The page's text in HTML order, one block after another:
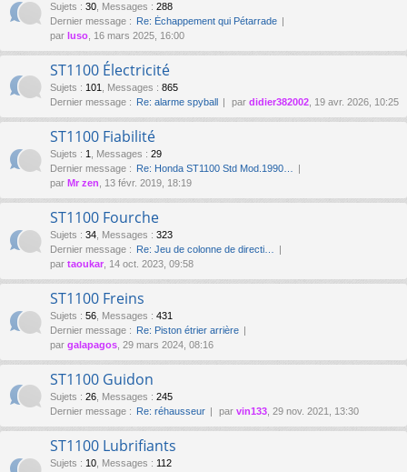
Sujets : 30 Messages : 288
Dernier message : Re: Échappement qui Pétarrade
par luso , 16 mars 2025, 16:00
ST1100 Électricité
Sujets : 101 Messages : 865
Dernier message : Re: alarme spyball par didier382002 , 19 avr. 2026, 10:25
ST1100 Fiabilité
Sujets : 1 Messages : 29
Dernier message : Re: Honda ST1100 Std Mod.1990…
par Mr zen , 13 févr. 2019, 18:19
ST1100 Fourche
Sujets : 34 Messages : 323
Dernier message : Re: Jeu de colonne de directi…
par taoukar , 14 oct. 2023, 09:58
ST1100 Freins
Sujets : 56 Messages : 431
Dernier message : Re: Piston étrier arrière
par galapagos , 29 mars 2024, 08:16
ST1100 Guidon
Sujets : 26 Messages : 245
Dernier message : Re: réhausseur par vin133 , 29 nov. 2021, 13:30
ST1100 Lubrifiants
Sujets : 10 Messages : 112